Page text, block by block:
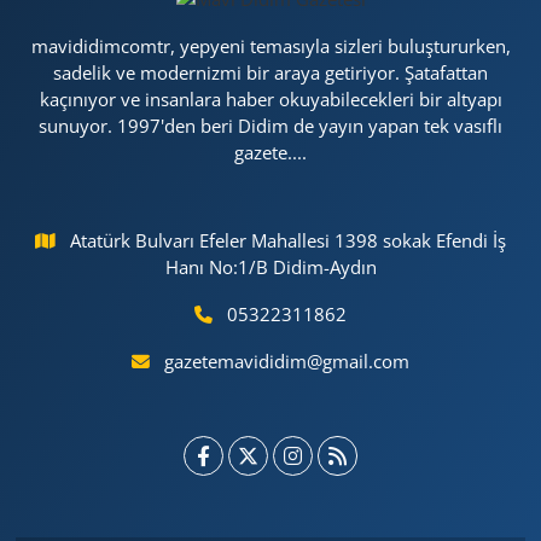
mavididimcomtr, yepyeni temasıyla sizleri buluştururken,
sadelik ve modernizmi bir araya getiriyor. Şatafattan
kaçınıyor ve insanlara haber okuyabilecekleri bir altyapı
sunuyor. 1997'den beri Didim de yayın yapan tek vasıflı
gazete....
Atatürk Bulvarı Efeler Mahallesi 1398 sokak Efendi İş
Hanı No:1/B Didim-Aydın
05322311862
gazetemavididim@gmail.com